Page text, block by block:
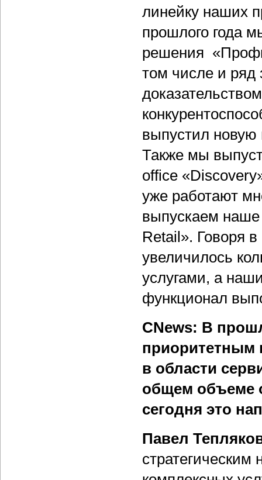
линейку наших
прошлого года
решения
том числе и ряд
выпустил
Также мы
office
уже работают
выпускаем наше
Retail». Говоря
увеличилось
услугами, а
функционал
CNews: В
приоритетным
в области
общем объеме
сегодня это
Павел
стратегическим